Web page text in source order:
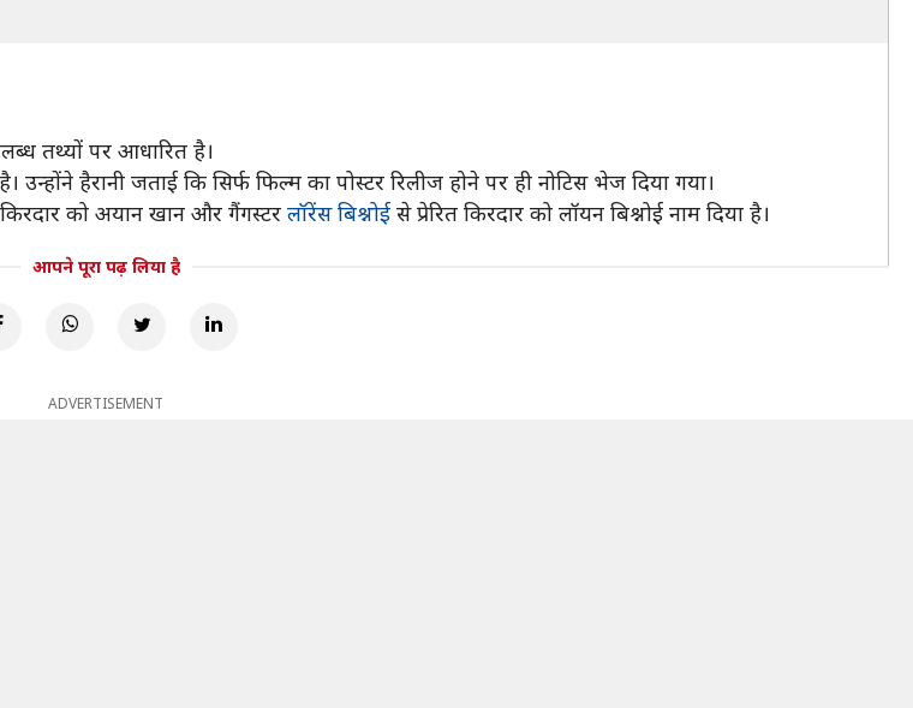
तथ्यों पर आधारित है।
हैरानी जताई कि सिर्फ फिल्म का पोस्टर रिलीज होने पर ही नोटिस भेज दिया गया।
को अयान खान और गैंगस्टर लॉरेंस बिश्नोई से प्रेरित किरदार को लॉयन बिश्नोई नाम दिया है।
आपने पूरा पढ़ लिया है
ADVERTISEMENT